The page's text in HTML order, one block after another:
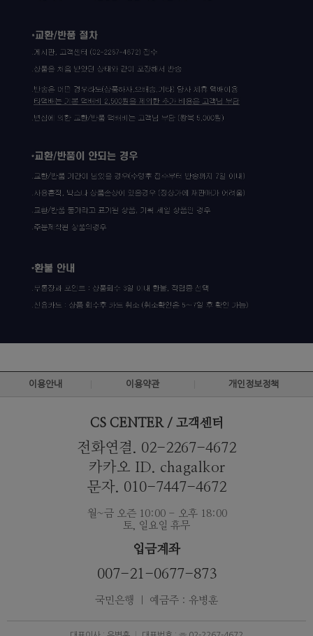
이용안내 이용약관 개인정보정책
CS CENTER / 고객센터
전화연결. 02-2267-4672
카카오 ID. chagalkor
문자. 010-7447-4672
월~금 오즌 10:00 - 오후 18:00
토, 일요일 휴무
입금계좌
007-21-0677-873
국민은행 ｜ 예금주 : 유병훈